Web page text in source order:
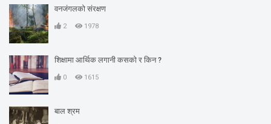
वनजंगलको संरक्षण
2 1978
शिक्षामा आर्थिक लगानी कसको र किन ?
0 1615
बाल श्रम